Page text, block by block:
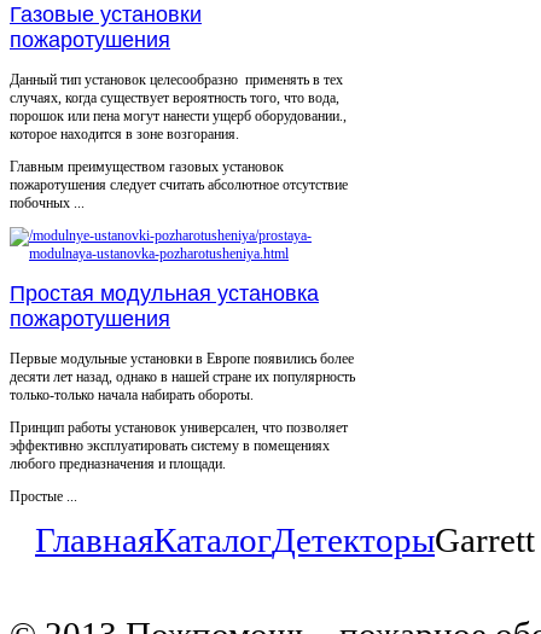
Газовые установки
пожаротушения
Данный тип установок целесообразно применять в тех
случаях, когда существует вероятность того, что вода,
порошок или пена могут нанести ущерб оборудовании.,
которое находится в зоне возгорания.
Главным преимуществом газовых установок
пожаротушения следует считать абсолютное отсутствие
побочных ...
Простая модульная установка
пожаротушения
Первые модульные установки в Европе появились более
десяти лет назад, однако в нашей стране их популярность
только-только начала набирать обороты.
Принцип работы установок универсален, что позволяет
эффективно эксплуатировать систему в помещениях
любого предназначения и площади.
Простые ...
ГлавнаяКаталогДетекторы